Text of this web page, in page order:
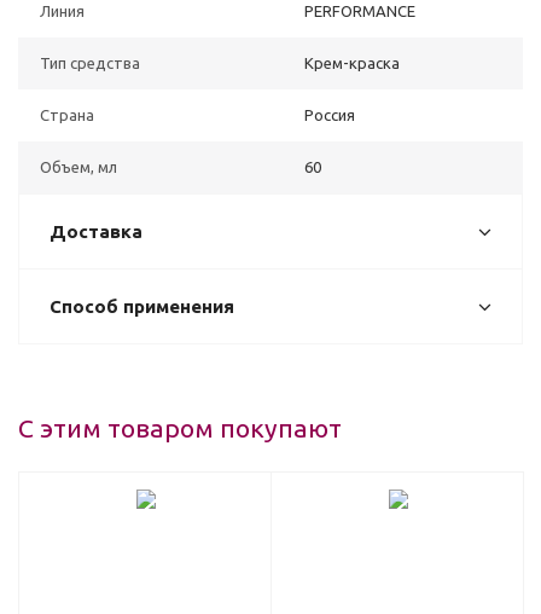
Линия PERFORMANCE
Тип средства Крем-краска
Страна Россия
Объем, мл 60
Доставка
Способ применения
С этим товаром покупают